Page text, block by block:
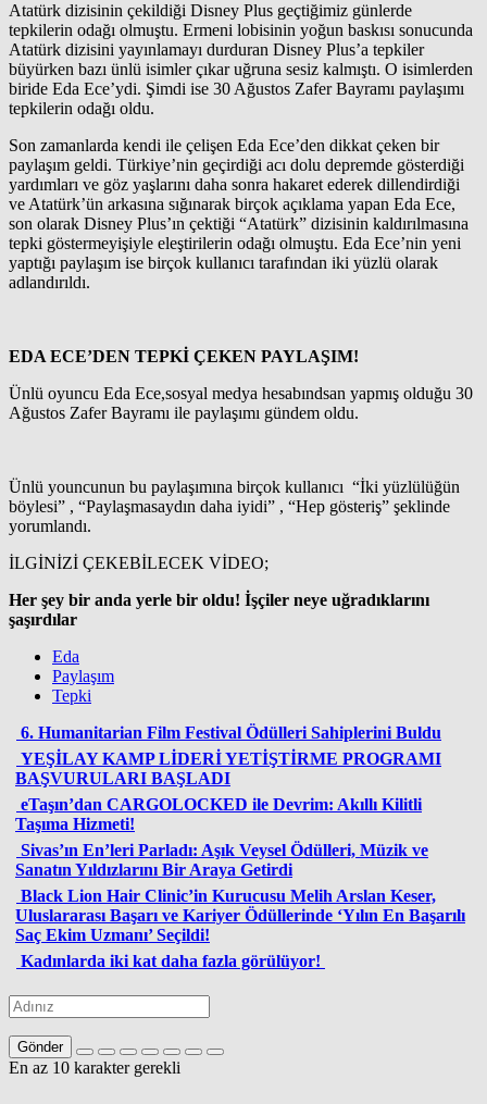
Atatürk dizisinin çekildiği Disney Plus geçtiğimiz günlerde
tepkilerin odağı olmuştu. Ermeni lobisinin yoğun baskısı sonucunda
Atatürk dizisini yayınlamayı durduran Disney Plus’a tepkiler
büyürken bazı ünlü isimler çıkar uğruna sesiz kalmıştı. O isimlerden
biride Eda Ece’ydi. Şimdi ise 30 Ağustos Zafer Bayramı paylaşımı
tepkilerin odağı oldu.
Son zamanlarda kendi ile çelişen Eda Ece’den dikkat çeken bir
paylaşım geldi. Türkiye’nin geçirdiği acı dolu depremde gösterdiği
yardımları ve göz yaşlarını daha sonra hakaret ederek dillendirdiği
ve Atatürk’ün arkasına sığınarak birçok açıklama yapan Eda Ece,
son olarak Disney Plus’ın çektiği “Atatürk” dizisinin kaldırılmasına
tepki göstermeyişiyle eleştirilerin odağı olmuştu. Eda Ece’nin yeni
yaptığı paylaşım ise birçok kullanıcı tarafından iki yüzlü olarak
adlandırıldı.
EDA ECE’DEN TEPKİ ÇEKEN PAYLAŞIM!
Ünlü oyuncu Eda Ece,sosyal medya hesabındsan yapmış olduğu 30
Ağustos Zafer Bayramı ile paylaşımı gündem oldu.
Ünlü youncunun bu paylaşımına birçok kullanıcı “İki yüzlülüğün
böylesi” , “Paylaşmasaydın daha iyidi” , “Hep gösteriş” şeklinde
yorumlandı.
İLGİNİZİ ÇEKEBİLECEK VİDEO;
Her şey bir anda yerle bir oldu! İşçiler neye uğradıklarını
şaşırdılar
Eda
Paylaşım
Tepki
6. Humanitarian Film Festival Ödülleri Sahiplerini Buldu
YEŞİLAY KAMP LİDERİ YETİŞTİRME PROGRAMI
BAŞVURULARI BAŞLADI
eTaşın’dan CARGOLOCKED ile Devrim: Akıllı Kilitli
Taşıma Hizmeti!
Sivas’ın En’leri Parladı: Aşık Veysel Ödülleri, Müzik ve
Sanatın Yıldızlarını Bir Araya Getirdi
Black Lion Hair Clinic’in Kurucusu Melih Arslan Keser,
Uluslararası Başarı ve Kariyer Ödüllerinde ‘Yılın En Başarılı
Saç Ekim Uzmanı’ Seçildi!
Kadınlarda iki kat daha fazla görülüyor!
Gönder
En az 10 karakter gerekli